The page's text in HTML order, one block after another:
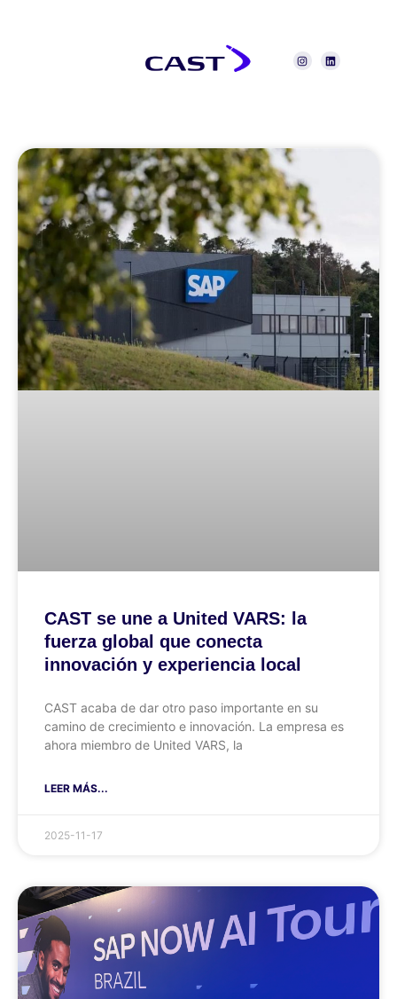
CAST se une a United VARS: la
fuerza global que conecta
innovación y experiencia local
CAST acaba de dar otro paso importante en su
camino de crecimiento e innovación. La empresa es
ahora miembro de United VARS, la
LEER MÁS...
2025-11-17